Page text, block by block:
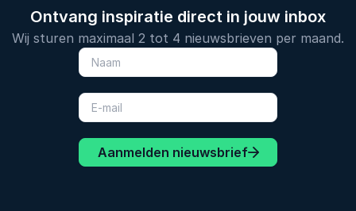
Ontvang inspiratie direct in jouw inbox
Wij sturen maximaal 2 tot 4 nieuwsbrieven per maand.
Aanmelden nieuwsbrief